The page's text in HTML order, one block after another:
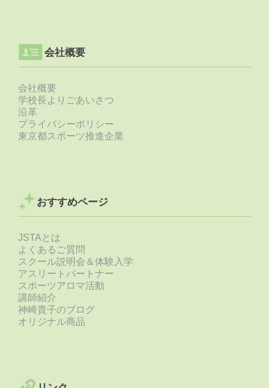
会社概要
会社概要
学校長よりごあいさつ
沿革
プライバシーポリシー
東京都スポーツ推進企業
おすすめページ
JSTAとは
よくあるご質問
スクール説明会＆体験入学
アスリートパートナー
スポーツアロマ活動
講師紹介
神崎貴子のブログ
オリジナル商品